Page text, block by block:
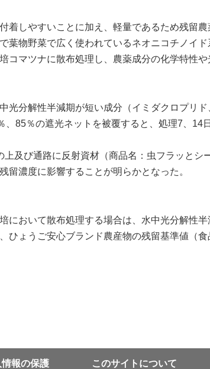
着しやすいことに加え、軽量であるため残留
葉物野菜で広く使われているネオニコチノイド
コマツナに散布処理し、農薬成分の化学特性
分解性半減期が短い成分（イミダクロプリド
、 85％の遮光ネットを被覆すると、処理7 14
上及び通路に反射資材（商品名：虫フラッとシ
濃度に影響することが明らかとなった。
において散布処理する場合は、水中光分解性
ひょうご安心ブランド農産物の残留基準値（
報の保護 このサイトについて